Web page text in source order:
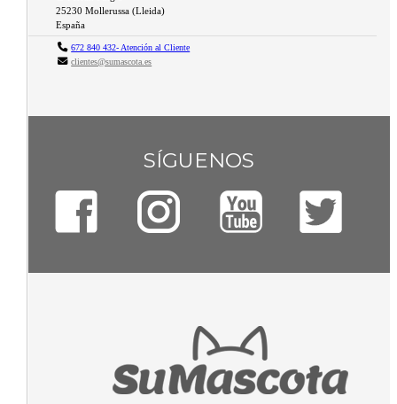
25230 Mollerussa (Lleida)
España
672 840 432- Atención al Cliente
clientes@sumascota.es
SÍGUENOS